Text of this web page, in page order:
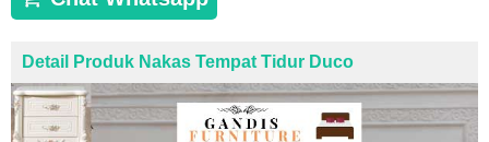
Detail Produk Nakas Tempat Tidur Duco